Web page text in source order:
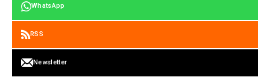
WhatsApp
RSS
Newsletter